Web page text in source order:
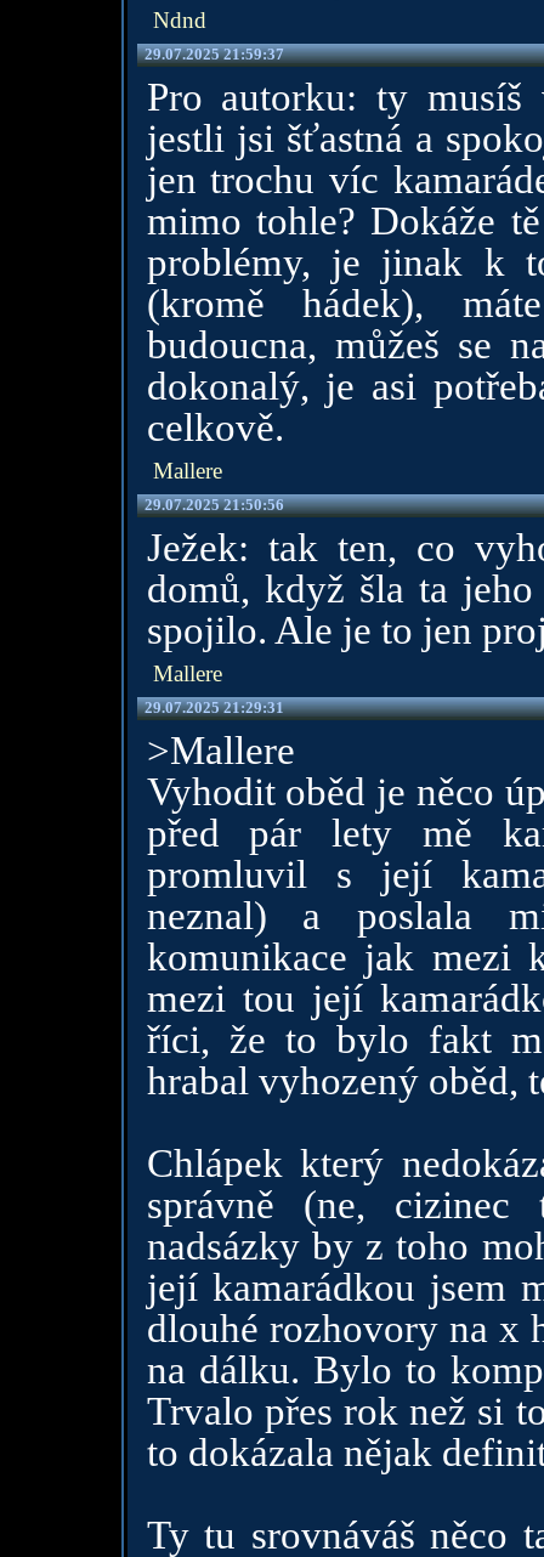
Ndnd
29.07.2025 21:59:37
Pro autorku: ty
jestli jsi šťastná a
jen trochu víc
mimo tohle? Dokáže
problémy, je jinak k
(kromě hádek),
budoucna, můžeš se
dokonalý, je asi
celkově.
Mallere
29.07.2025 21:50:56
Ježek: tak ten, co
domů, když šla ta
spojilo. Ale je to jen
Mallere
29.07.2025 21:29:31
>Mallere
Vyhodit oběd je něco
před pár lety mě
promluvil s její
neznal) a poslala
komunikace jak mezi
mezi tou její
říci, že to bylo fakt
hrabal vyhozený oběd,
Chlápek který
správně (ne,
nadsázky by z toho
její kamarádkou jsem
dlouhé rozhovory na x
na dálku. Bylo to
Trvalo přes rok než si
to dokázala nějak
Ty tu srovnáváš něco